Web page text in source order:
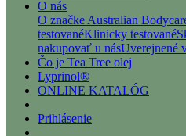
O nás
O značke Australian
testovanéKlinicky testované
nakupovať u násUverejnené
Čo je Tea Tree olej
Lyprinol®
ONLINE KATALÓG
Prihlásenie